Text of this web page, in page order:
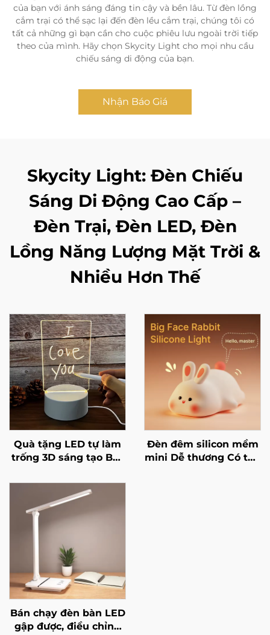
của bạn với ánh sáng đáng tin cậy và bền lâu. Từ đèn lồng
cắm trại có thể sạc lại đến đèn lều cắm trại, chúng tôi có
tất cả những gì bạn cần cho cuộc phiêu lưu ngoài trời tiếp
theo của mình. Hãy chọn Skycity Light cho mọi nhu cầu
chiếu sáng di động của bạn.
Nhận Báo Giá
Skycity Light: Đèn Chiếu
Sáng Di Động Cao Cấp –
Đèn Trại, Đèn LED, Đèn
Lồng Năng Lượng Mặt Trời &
Nhiều Hơn Thế
Quà tặng LED tự làm
trống 3D sáng tạo Bút
chú LED có thể viết lại
Đèn đêm với bảng tin
Đèn đêm silicon mềm
mini Dễ thương Có thể
Bán chạy đèn bàn LED
gập được, điều chỉnh